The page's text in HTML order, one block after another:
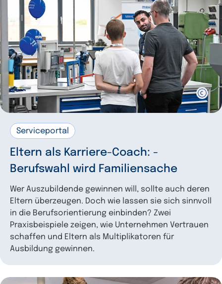
Serviceportal
Eltern als Karriere-­Coach: ­
Berufswahl wird Familiensache
Wer Auszubildende gewinnen will, sollte auch deren
Eltern überzeugen. Doch wie lassen sie sich sinnvoll
in die Berufsorientierung einbinden? Zwei
Praxisbeispiele zeigen, wie Unternehmen Vertrauen
schaffen und Eltern als Multiplikatoren für
Ausbildung gewinnen.